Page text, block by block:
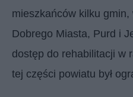
mieszkańców kilku
Dobrego Miasta, Purd i
dostęp do rehabilitacji w
tej części powiatu był